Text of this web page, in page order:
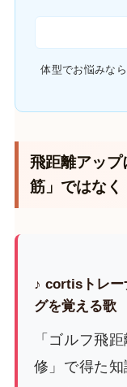
体型でお悩みな
飛距離アッ
筋」ではなく
♪ cortisトレー
グを覚える歌
「ゴルフ飛
修」で得た